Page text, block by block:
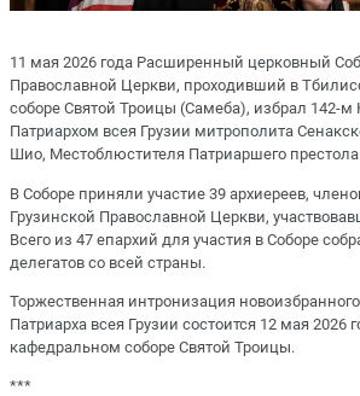
11 мая 2026 года Расширенный церковный
Православной Церкви, проходивший в
соборе Святой Троицы (Самеба), избрал 142-м
Патриархом всея Грузии митрополита
Шио, Местоблюстителя Патриаршего
В Соборе приняли участие 39 архиереев,
Грузинской Православной Церкви,
Всего из 47 епархий для участия в Соборе
делегатов со всей страны.
Торжественная интронизация
Патриарха всея Грузии состоится 12 мая 2026
кафедральном соборе Святой Троицы.
***